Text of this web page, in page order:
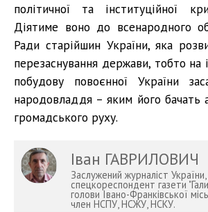
політичної та інституційної
Діятиме воно до всенародного
Ради старійшин України, яка
перезаснування держави, тобто на
побудову повоєнної України
народовладдя – яким його бачать
громадського руху.
Іван ГАВРИЛОВИЧ
Заслужений журналіст України,
спецкореспондент газети
голови Івано-Франківської
член НСПУ, НСЖУ, НСКУ.